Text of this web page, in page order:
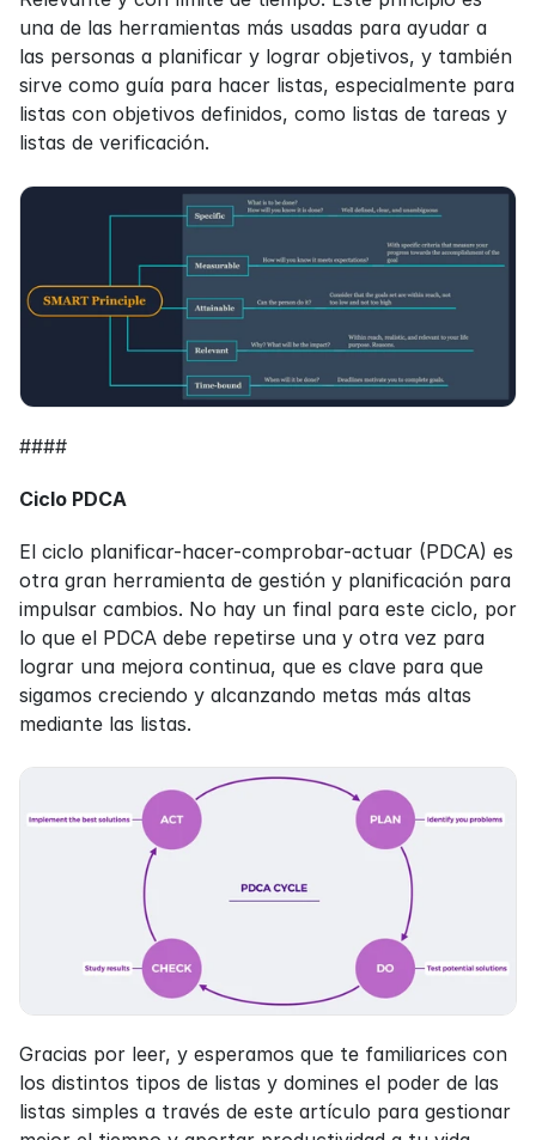
una de las herramientas más usadas para ayudar a
las personas a planificar y lograr objetivos, y también
sirve como guía para hacer listas, especialmente para
listas con objetivos definidos, como listas de tareas y
listas de verificación.
####
Ciclo PDCA
El ciclo planificar-hacer-comprobar-actuar (PDCA) es
otra gran herramienta de gestión y planificación para
impulsar cambios. No hay un final para este ciclo, por
lo que el PDCA debe repetirse una y otra vez para
lograr una mejora continua, que es clave para que
sigamos creciendo y alcanzando metas más altas
mediante las listas.
Gracias por leer, y esperamos que te familiarices con
los distintos tipos de listas y domines el poder de las
listas simples a través de este artículo para gestionar